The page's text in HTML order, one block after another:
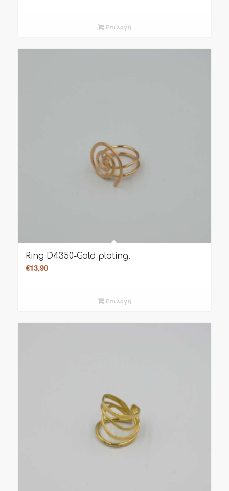
Επιλογή
Ring D4350-Gold plating.
€13,90
Επιλογή